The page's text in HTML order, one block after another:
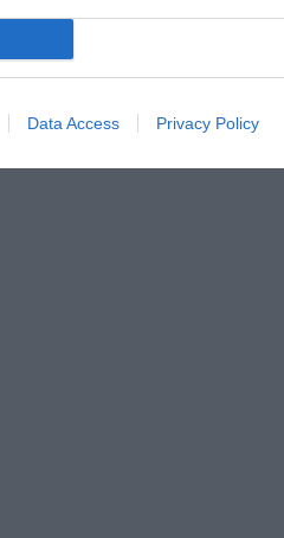
Data Access Privacy Policy